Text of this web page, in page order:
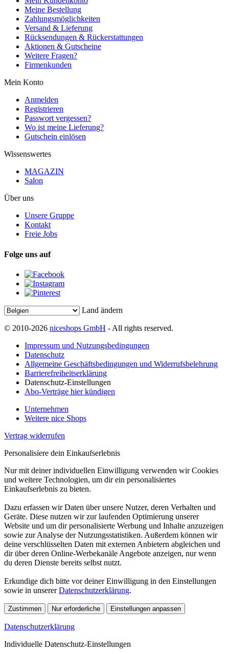
Meine Bestellung
Zahlungsmöglichkeiten
Versand & Lieferung
Rücksendungen & Rückerstattungen
Aktionen & Gutscheine
Weitere Fragen?
Firmenkunden
Mein Konto
Anmelden
Registrieren
Passwort vergessen?
Wo ist meine Lieferung?
Gutschein einlösen
Wissenswertes
MAGAZIN
Salon
Über uns
Unsere Gruppe
Kontakt
Freie Jobs
Folge uns auf
Land ändern
© 2010-2026 niceshops GmbH - All rights reserved.
Impressum und Nutzungsbedingungen
Datenschutz
Allgemeine Geschäftsbedingungen und Widerrufsbelehrung
Barrierefreiheitserklärung
Datenschutz-Einstellungen
Abo-Verträge hier kündigen
Unternehmen
Weitere nice Shops
Vertrag widerrufen
Personalisiere dein Einkaufserlebnis
Nur mit deiner individuellen Einwilligung verwenden wir Cookies
und weitere Technologien, um dir ein personalisiertes
Einkaufserlebnis zu bieten.
Dazu erfassen wir Daten über unsere Nutzer, deren Verhalten und
Geräte. Diese nutzen wir zur laufenden Optimierung unserer
Website und um dir personalisierte Werbung und Inhalte anzuzeigen
sowie zur Analyse der Nutzungsstatistiken. Außerdem können wir
deine verschlüsselten Daten mit externen Anbietern abgleichen und
dir über deren Online-Werbekanäle Angebote anzeigen, nur wenn
du deren Dienste bereits selbst nutzt.
Erkundige dich bitte vor deiner Einwilligung in den Einstellungen
sowie in unsererDatenschutzerklärung.
Zustimmen Nur erforderliche Einstellungen anpassen
Datenschutzerklärung
Individuelle Datenschutz-Einstellungen